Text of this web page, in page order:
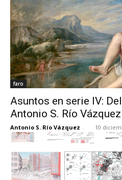
faro
Asuntos en serie IV:
Antonio S. Río Vázquez
Antonio S. Río Vázquez - 10